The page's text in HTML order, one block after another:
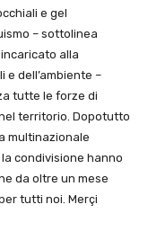
e gel
– sottolinea
alla
e dell’ambiente –
tutte le forze di
territorio. Dopotutto
multinazionale
condivisione hanno
da oltre un mese
tutti noi. Merçi